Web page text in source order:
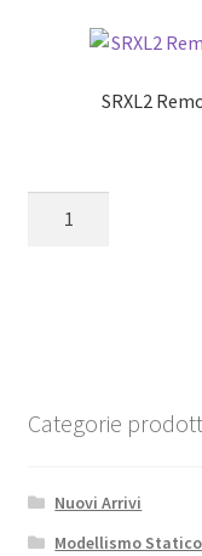
SRXL2
Categorie
Nuovi Arrivi
Modellismo Statico